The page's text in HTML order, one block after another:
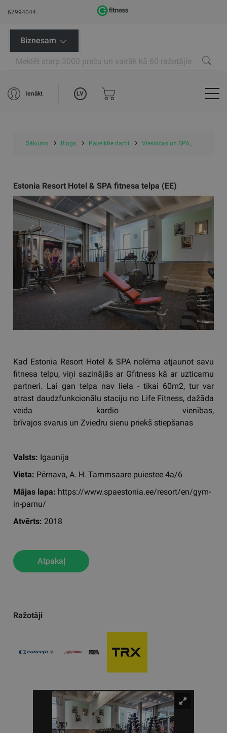
67994044
Biznesam
Ienākt LV
Sākums Blogs Paveiktie darbi Viesnīcas un SPA
Ražotāji
Estonia Resort Hotel & SPA fitnesa telpa (EE)
Kad Estonia Resort Hotel & SPA nolēma atjaunot savu
fitnesa telpu, viņi sazinājās ar Gfitness kā ar uzticamu
partneri. Lai gan telpa nav liela - tikai 60m2, tur var
atrast daudzfunkcionālu staciju no Life Fitness, dažāda
veida kardio vienības,
brīvajos svarus un Zviedru sienu priekš stiepšanas
Valsts: Igaunija
Vieta: Pērnava, A. H. Tammsaare puiestee 4a/6
Mājas lapa: https://www.spaestonia.ee/resort/en/gym-
in-parnu/
Atvērts: 2018
Atpakaļ